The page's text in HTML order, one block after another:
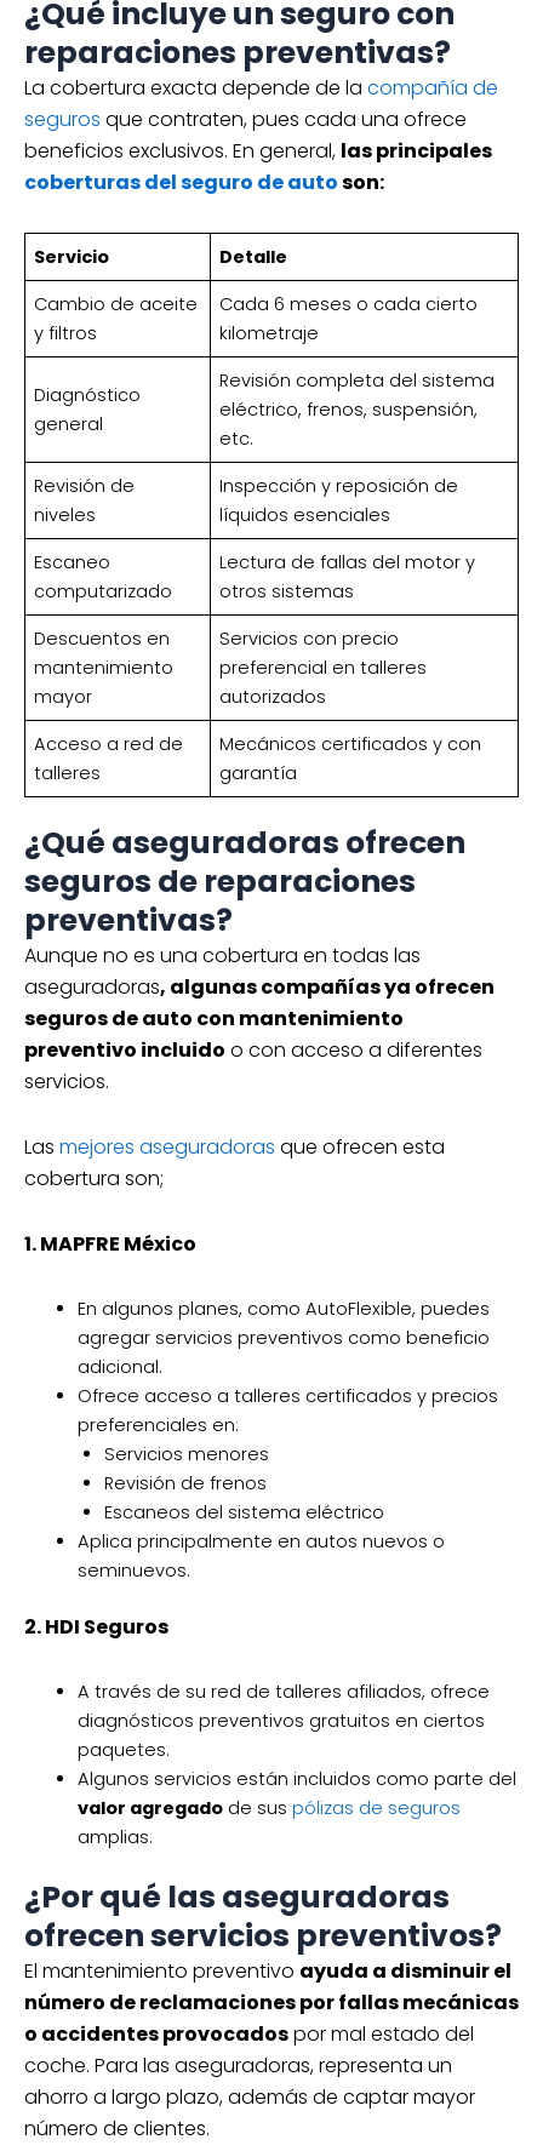
¿Qué incluye un seguro con
reparaciones preventivas?
La cobertura exacta depende de la compañía de
seguros que contraten, pues cada una ofrece
beneficios exclusivos. En general, las principales
coberturas del seguro de autoson:
Servicio
Detalle
Cambio de aceite
y filtros
Cada 6 meses o cada cierto
kilometraje
Diagnóstico
general
Revisión completa del sistema
eléctrico, frenos, suspensión,
etc.
Revisión de
niveles
Inspección y reposición de
líquidos esenciales
Escaneo
computarizado
Lectura de fallas del motor y
otros sistemas
Descuentos en
mantenimiento
mayor
Servicios con precio
preferencial en talleres
autorizados
Acceso a red de
talleres
Mecánicos certificados y con
garantía
¿Qué aseguradoras ofrecen
seguros de reparaciones
preventivas?
Aunque no es una cobertura en todas las
aseguradoras, algunas compañías ya ofrecen
seguros de auto con mantenimiento
preventivo incluido o con acceso a diferentes
servicios.
Las mejores aseguradoras que ofrecen esta
cobertura son;
1. MAPFRE México
En algunos planes, como AutoFlexible, puedes
agregar servicios preventivos como beneficio
adicional.
Ofrece acceso a talleres certificados y precios
preferenciales en:
Servicios menores
Revisión de frenos
Escaneos del sistema eléctrico
Aplica principalmente en autos nuevos o
seminuevos.
2. HDI Seguros
A través de su red de talleres afiliados, ofrece
diagnósticos preventivos gratuitos en ciertos
paquetes.
Algunos servicios están incluidos como parte del
valor agregadode sus pólizas de seguros
amplias.
¿Por qué las aseguradoras
ofrecen servicios preventivos?
El mantenimiento preventivo ayuda a disminuir el
número de reclamaciones por fallas mecánicas
o accidentes provocadospor mal estado del
coche. Para las aseguradoras, representa un
ahorro a largo plazo, además de captar mayor
número de clientes.